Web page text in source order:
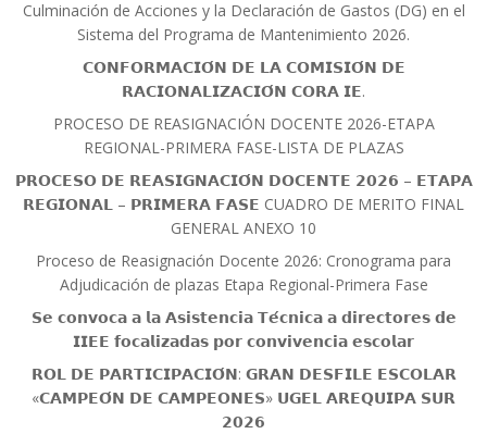
Culminación de Acciones y la Declaración de Gastos (DG) en el
Sistema del Programa de Mantenimiento 2026.
𝗖𝗢𝗡𝗙𝗢𝗥𝗠𝗔𝗖𝗜𝗢́𝗡 𝗗𝗘 𝗟𝗔 𝗖𝗢𝗠𝗜𝗦𝗜𝗢́𝗡 𝗗𝗘
𝗥𝗔𝗖𝗜𝗢𝗡𝗔𝗟𝗜𝗭𝗔𝗖𝗜𝗢́𝗡 𝗖𝗢𝗥𝗔 𝗜𝗘.
PROCESO DE REASIGNACIÓN DOCENTE 2026-ETAPA
REGIONAL-PRIMERA FASE-LISTA DE PLAZAS
𝗣𝗥𝗢𝗖𝗘𝗦𝗢 𝗗𝗘 𝗥𝗘𝗔𝗦𝗜𝗚𝗡𝗔𝗖𝗜𝗢́𝗡 𝗗𝗢𝗖𝗘𝗡𝗧𝗘 𝟮𝟬𝟮𝟲 – 𝗘𝗧𝗔𝗣𝗔
𝗥𝗘𝗚𝗜𝗢𝗡𝗔𝗟 – 𝗣𝗥𝗜𝗠𝗘𝗥𝗔 𝗙𝗔𝗦𝗘 CUADRO DE MERITO FINAL
GENERAL ANEXO 10
Proceso de Reasignación Docente 2026: Cronograma para
Adjudicación de plazas Etapa Regional-Primera Fase
𝗦𝗲 𝗰𝗼𝗻𝘃𝗼𝗰𝗮 𝗮 𝗹𝗮 𝗔𝘀𝗶𝘀𝘁𝗲𝗻𝗰𝗶𝗮 𝗧𝗲́𝗰𝗻𝗶𝗰𝗮 𝗮 𝗱𝗶𝗿𝗲𝗰𝘁𝗼𝗿𝗲𝘀 𝗱𝗲
𝗜𝗜𝗘𝗘 𝗳𝗼𝗰𝗮𝗹𝗶𝘇𝗮𝗱𝗮𝘀 𝗽𝗼𝗿 𝗰𝗼𝗻𝘃𝗶𝘃𝗲𝗻𝗰𝗶𝗮 𝗲𝘀𝗰𝗼𝗹𝗮𝗿
𝗥𝗢𝗟 𝗗𝗘 𝗣𝗔𝗥𝗧𝗜𝗖𝗜𝗣𝗔𝗖𝗜𝗢́𝗡: 𝗚𝗥𝗔𝗡 𝗗𝗘𝗦𝗙𝗜𝗟𝗘 𝗘𝗦𝗖𝗢𝗟𝗔𝗥
«𝗖𝗔𝗠𝗣𝗘𝗢́𝗡 𝗗𝗘 𝗖𝗔𝗠𝗣𝗘𝗢𝗡𝗘𝗦» 𝗨𝗚𝗘𝗟 𝗔𝗥𝗘𝗤𝗨𝗜𝗣𝗔 𝗦𝗨𝗥
𝟮𝟬𝟮𝟲